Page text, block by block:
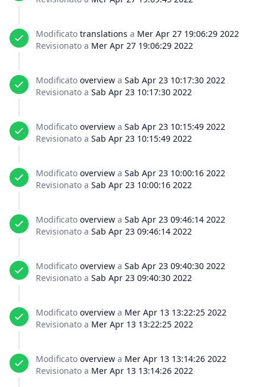
Modificato translations a Mer Apr 27 19:06:29 2022
Revisionato a Mer Apr 27 19:06:29 2022
Modificato overview a Sab Apr 23 10:17:30 2022
Revisionato a Sab Apr 23 10:17:30 2022
Modificato overview a Sab Apr 23 10:15:49 2022
Revisionato a Sab Apr 23 10:15:49 2022
Modificato overview a Sab Apr 23 10:00:16 2022
Revisionato a Sab Apr 23 10:00:16 2022
Modificato overview a Sab Apr 23 09:46:14 2022
Revisionato a Sab Apr 23 09:46:14 2022
Modificato overview a Sab Apr 23 09:40:30 2022
Revisionato a Sab Apr 23 09:40:30 2022
Modificato overview a Mer Apr 13 13:22:25 2022
Revisionato a Mer Apr 13 13:22:25 2022
Modificato overview a Mer Apr 13 13:14:26 2022
Revisionato a Mer Apr 13 13:14:26 2022